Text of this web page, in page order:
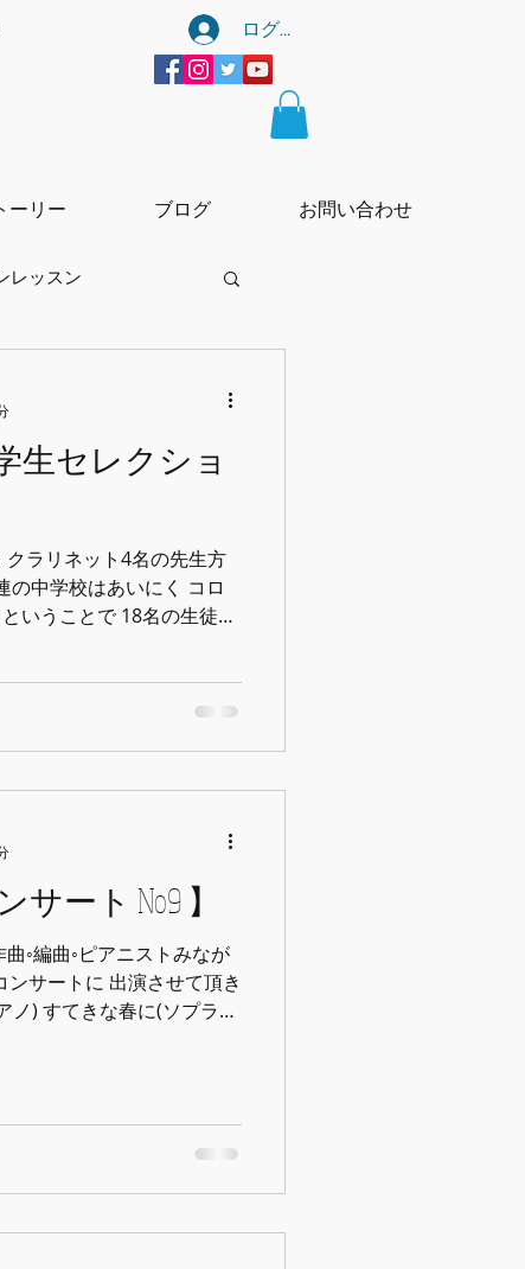
ログイン
ーリー ブログ お問い合わせ
レッスン
セレクショ
クラリネット4名の先生方
の中学校はあいにく コロ
いうことで 18名の生徒の
サート No9 】
◦編曲◦ピアニストみなが
サートに 出演させて頂き
ノ) すてきな春に(ソプラノ